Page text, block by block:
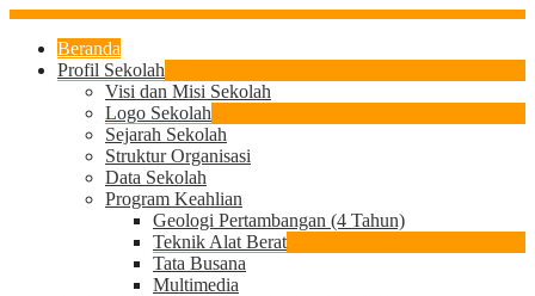
Beranda
Profil Sekolah
Visi dan Misi Sekolah
Logo Sekolah
Sejarah Sekolah
Struktur Organisasi
Data Sekolah
Program Keahlian
Geologi Pertambangan (4 Tahun)
Teknik Alat Berat
Tata Busana
Multimedia